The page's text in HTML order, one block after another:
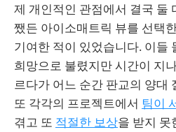
제 개인적인 관점에서 결국 둘
쨌든 아이소매트릭 뷰를 선택
기여한 적이 있었습니다. 이들
희망으로 불렸지만 시간이 지
르다가 어느 순간 판교의 양대
또 각각의 프로젝트에서 팀이
겪고 또 적절한 보상을 받지 못